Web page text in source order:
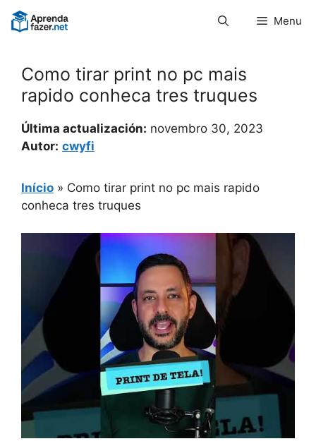
Pular
para
Menu
Como tirar print no pc mais
rapido conheca tres truques
Última actualización: novembro 30, 2023
Autor: cwyfi
Início » Como tirar print no pc mais rapido
conheca tres truques